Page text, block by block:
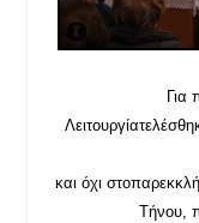
Για
Λειτουργία
και όχι
Τήνου,